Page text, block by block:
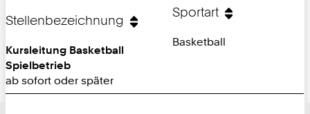
Stellenbezeichnung
Kursleitung Basketball
Spielbetrieb
ab sofort oder später
Sportart
Basketball